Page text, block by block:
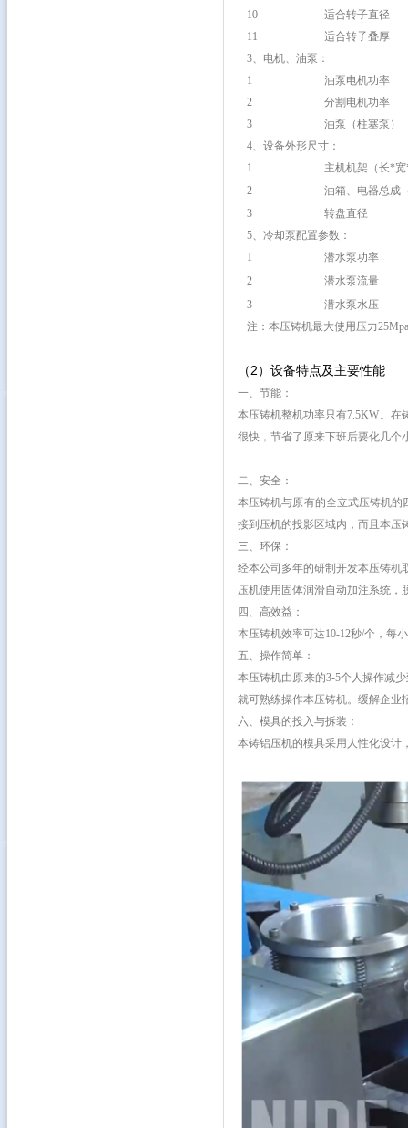
10
适合转子直径
11
适合转子叠厚
3、电机、油泵：
1
油泵电机功率
2
分割电机功率
3
油泵（柱塞泵）
4、设备外形尺寸：
1
主机机架（长*
2
油箱、电器总成
3
转盘直径
5、冷却泵配置参数：
1
潜水泵功率
2
潜水泵流量
3
潜水泵水压
注：本压铸机最大使用压力
（2）设备特点及主要性能
一、节能：
本压铸机整机功率只有7.5KW。在
很快，节省了原来下班后要化几个
二、安全：
本压铸机与原有的全立式压铸机
接到压机的投影区域内，而且本压
三、环保：
经本公司多年的研制开发本压铸机
压机使用固体润滑自动加注系统，
四、高效益：
本压铸机效率可达10-12秒/个，每
五、操作简单：
本压铸机由原来的3-5个人操作减
就可熟练操作本压铸机。缓解企业
六、模具的投入与拆装：
本铸铝压机的模具采用人性化设计